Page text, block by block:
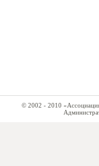
© 2002 - 2010 «Ассоциация